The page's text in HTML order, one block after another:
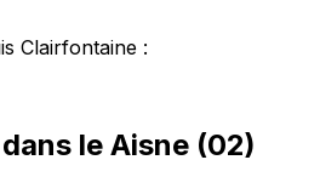
Clairfontaine :
dans le Aisne (02)